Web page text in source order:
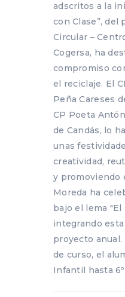
adscritos a la
con Clase”, del
Circular –
Cogersa, ha
compromiso
el reciclaje. El
Peña Careses
CP Poeta
de Candás, lo
unas
creatividad,
y promoviendo
Moreda ha
bajo el lema "El
integrando
proyecto
de curso, el
Infantil hasta